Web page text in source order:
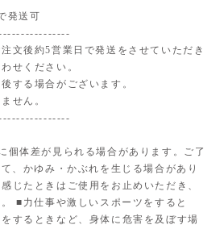
発送可
文後約5営業日で発送をさせていただき
せください。
する場合がございます。
せん。
個体差が見られる場合があります。ご了
、かゆみ・かぶれを生じる場合があり
じたときはご使用をお止めいただき、
■力仕事や激しいスポーツをすると
するときなど、身体に危害を及ぼす場